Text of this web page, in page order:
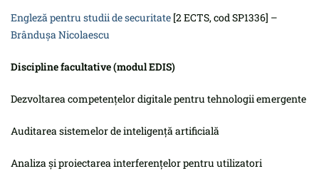
Engleză pentru studii de securitate [2 ECTS, cod SP1336] –
Brândușa Nicolaescu
Discipline facultative (modul EDIS)
Dezvoltarea competențelor digitale pentru tehnologii emergente
Auditarea sistemelor de inteligență artificială
Analiza și proiectarea interferențelor pentru utilizatori